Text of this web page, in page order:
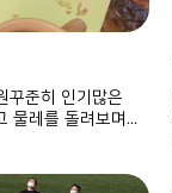
꾸준히 인기많은
물레를 돌려보며
유합니다.